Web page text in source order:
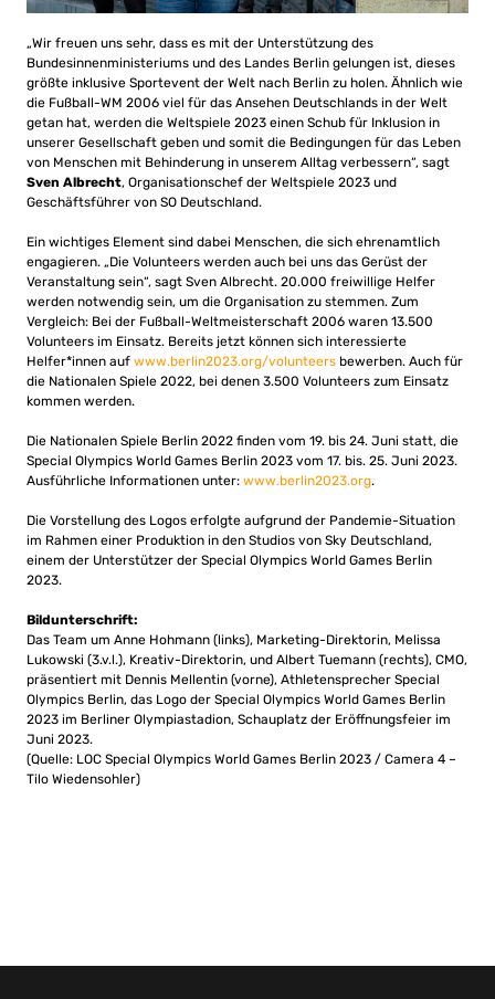
„Wir freuen uns sehr, dass es mit der Unterstützung des
Bundesinnenministeriums und des Landes Berlin gelungen ist, dieses
größte inklusive Sportevent der Welt nach Berlin zu holen. Ähnlich wie
die Fußball-WM 2006 viel für das Ansehen Deutschlands in der Welt
getan hat, werden die Weltspiele 2023 einen Schub für Inklusion in
unserer Gesellschaft geben und somit die Bedingungen für das Leben
von Menschen mit Behinderung in unserem Alltag verbessern“, sagt
Sven Albrecht, Organisationschef der Weltspiele 2023 und
Geschäftsführer von SO Deutschland.
Ein wichtiges Element sind dabei Menschen, die sich ehrenamtlich
engagieren. „Die Volunteers werden auch bei uns das Gerüst der
Veranstaltung sein“, sagt Sven Albrecht. 20.000 freiwillige Helfer
werden notwendig sein, um die Organisation zu stemmen. Zum
Vergleich: Bei der Fußball-Weltmeisterschaft 2006 waren 13.500
Volunteers im Einsatz. Bereits jetzt können sich interessierte
Helfer*innen auf www.berlin2023.org/volunteers bewerben. Auch für
die Nationalen Spiele 2022, bei denen 3.500 Volunteers zum Einsatz
kommen werden.
Die Nationalen Spiele Berlin 2022 finden vom 19. bis 24. Juni statt, die
Special Olympics World Games Berlin 2023 vom 17. bis. 25. Juni 2023.
Ausführliche Informationen unter: www.berlin2023.org.
Die Vorstellung des Logos erfolgte aufgrund der Pandemie-Situation
im Rahmen einer Produktion in den Studios von Sky Deutschland,
einem der Unterstützer der Special Olympics World Games Berlin
2023.
Bildunterschrift:
Das Team um Anne Hohmann (links), Marketing-Direktorin, Melissa
Lukowski (3.v.l.), Kreativ-Direktorin, und Albert Tuemann (rechts), CMO,
präsentiert mit Dennis Mellentin (vorne), Athletensprecher Special
Olympics Berlin, das Logo der Special Olympics World Games Berlin
2023 im Berliner Olympiastadion, Schauplatz der Eröffnungsfeier im
Juni 2023.
(Quelle: LOC Special Olympics World Games Berlin 2023 / Camera 4 –
Tilo Wiedensohler)